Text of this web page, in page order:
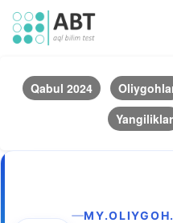
Qabul 2024
Yangiliklar